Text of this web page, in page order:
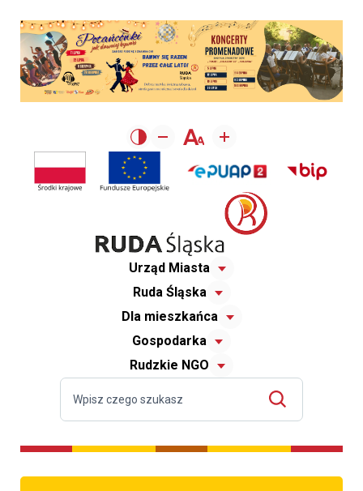
Urząd Miasta
Ruda Śląska
Dla mieszkańca
Gospodarka
Rudzkie NGO